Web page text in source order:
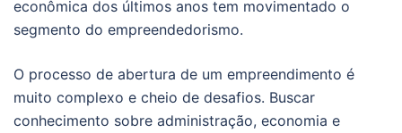
econômica dos últimos anos tem movimentado o
segmento do empreendedorismo.
O processo de abertura de um empreendimento é
muito complexo e cheio de desafios. Buscar
conhecimento sobre administração, economia e